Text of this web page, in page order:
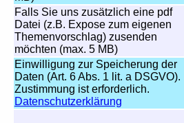
Falls Sie uns zusätzlich eine pdf
Datei (z.B. Expose zum eigenen
Themenvorschlag) zusenden
möchten (max. 5 MB)
Einwilligung zur Speicherung der
Daten (Art. 6 Abs. 1 lit. a DSGVO).
Zustimmung ist erforderlich.
Datenschutzerklärung